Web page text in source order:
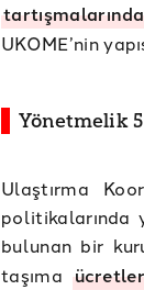
tartışmalarında
UKOME’nin
Yönetmelik
Ulaştırma
bulunan bir
taşıma